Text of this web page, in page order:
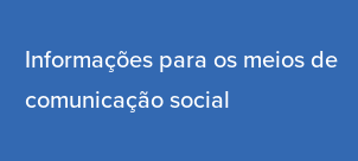
Informações para os meios de
comunicação social